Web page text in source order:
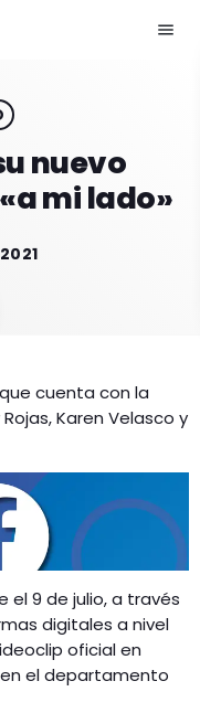
menu
nuevo
mi lado»
cuenta con la
Karen Velasco y
el 9 de julio, a través
digitales a nivel
oficial en
el departamento